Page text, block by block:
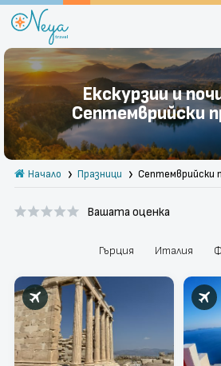
Почивки
Екскурзии
Тръгване от Варна
Екзотика
Почивки в България
Празници
За нас
Политика за
Блог
Екскурзии и
Септемврийски
Начало Празници Септемврийски
Вашата оценка
Гърция Италия